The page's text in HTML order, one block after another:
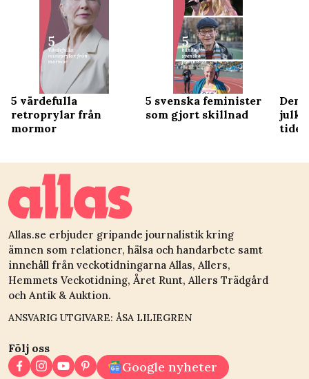
5 värdefulla
retroprylar från
mormor
5 svenska feminister
som gjort skillnad
Den
Allas.se erbjuder gripande journalistik kring
ämnen som relationer, hälsa och handarbete samt
innehåll från veckotidningarna Allas, Allers,
Hemmets Veckotidning, Året Runt, Allers Trädgård
och Antik & Auktion.
ANSVARIG UTGIVARE: ÅSA LILIEGREN
Följ oss
Google nyheter